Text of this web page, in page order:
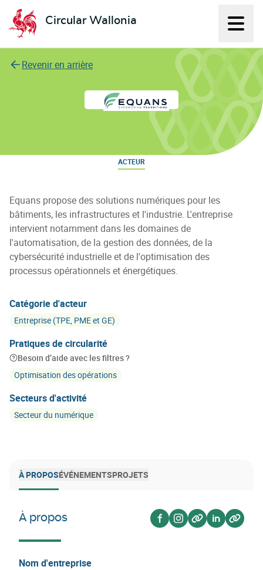
Circular Wallonia
L'économie circulaire
Revenir en arrière
EQUANS
ACTEUR
Equans propose des solutions numériques pour les
bâtiments, les infrastructures et l'industrie. L'entreprise
intervient notamment dans les domaines de
l'automatisation, de la gestion des données, de la
cybersécurité industrielle et de l'optimisation des
processus opérationnels et énergétiques.
Catégorie d'acteur
Entreprise (TPE, PME et GE)
Pratiques de circularité
Besoin d’aide avec les filtres ?
Optimisation des opérations
Secteurs d'activité
Secteur du numérique
À PROPOSÉVÉNEMENTSPROJETS
À propos
Voir sur facebook
Voir sur instagram
Voir sur website
Voir sur
Voir
Nom d'entreprise